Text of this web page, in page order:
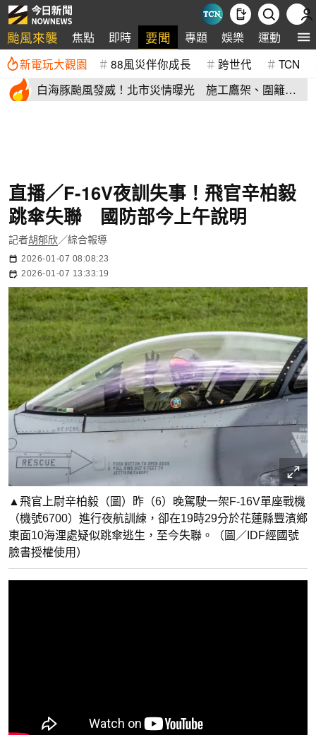
颱風來襲 焦點 即時 要聞 專題 娛樂 運動 全
新電玩大觀園 88風災伴你成長 跨世代 TCN
白海豚颱風發威！北市災情曝光 施工鷹架、圍籬倒
直播／F-16V夜訓失事！飛官辛柏毅
跳傘失聯 國防部今上午說明
記者胡郁欣／綜合報導
2026-01-07 08:08:23
2026-01-07 13:33:19
▲飛官上尉辛柏毅（圖）昨（6）晚駕駛一架F-16V單座戰機
（機號6700）進行夜航訓練，卻在19時29分於花蓮縣豐濱鄉
東面10海浬處疑似跳傘逃生，至今失聯。（圖／IDF經國號
臉書授權使用）